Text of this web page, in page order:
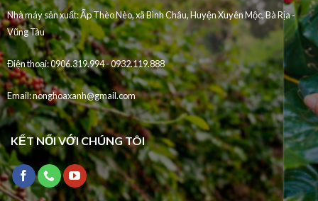
Nhà máy sản xuất:Ấp Thèo Nèo, xã Bình Châu, Huyện Xuyên Mộc, Bà Rịa -
Vũng Tàu
Điện thoại:0906.319.994 - 0932.119.888
Email:nonghoaxanh@gmail.com
KẾT NỐI VỚI CHÚNG TÔI